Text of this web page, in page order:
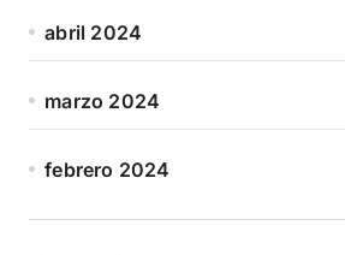
abril 2024
marzo 2024
febrero 2024